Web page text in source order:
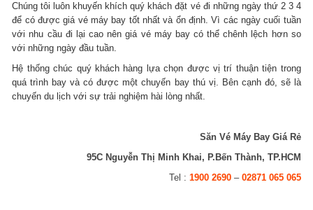
Chúng tôi luôn khuyến khích quý khách đặt vé đi những ngày thứ 2 3 4
để có được giá vé máy bay tốt nhất và ổn định. Vì các ngày cuối tuần
với nhu cầu đi lại cao nên giá vé máy bay có thể chênh lệch hơn so
với những ngày đầu tuần.
Hệ thống chúc quý khách hàng lựa chọn được vị trí thuận tiện trong
quá trình bay và có được một chuyến bay thú vị. Bên cạnh đó, sẽ là
chuyến du lịch với sự trải nghiệm hài lòng nhất.
Săn Vé Máy Bay Giá Rẻ
95C Nguyễn Thị Minh Khai, P.Bến Thành, TP.HCM
Tel : 1900 2690– 02871 065 065